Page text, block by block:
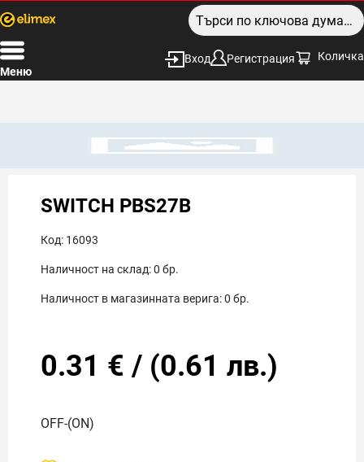
Меню
Вход Регистрация Количка
SWITCH PBS27B
Код: 16093
Наличност на склад:0 бр.
Наличност в магазинната верига:0 бр.
0.31 € / (0.61 лв.)
OFF-(ON)